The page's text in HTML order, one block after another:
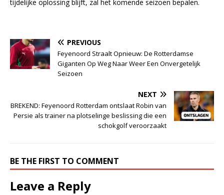
tijdelijke oplossing blijft, zal het komende seizoen bepalen.
PREVIOUS
Feyenoord Straalt Opnieuw: De Rotterdamse
Giganten Op Weg Naar Weer Een Onvergetelijk
Seizoen
NEXT
BREKEND: Feyenoord Rotterdam ontslaat Robin van
Persie als trainer na plotselinge beslissing die een
schokgolf veroorzaakt
BE THE FIRST TO COMMENT
Leave a Reply